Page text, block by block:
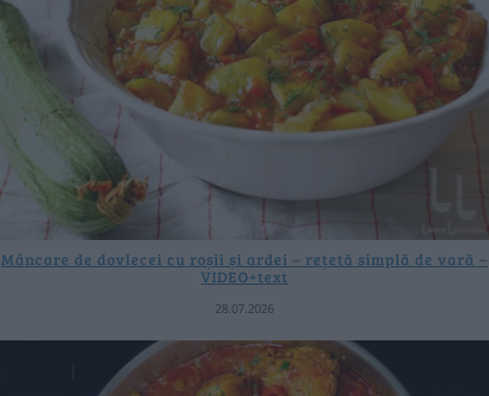
Mâncare de dovlecei cu roșii și ardei – rețetă simplă de vară –
VIDEO+text
28.07.2026